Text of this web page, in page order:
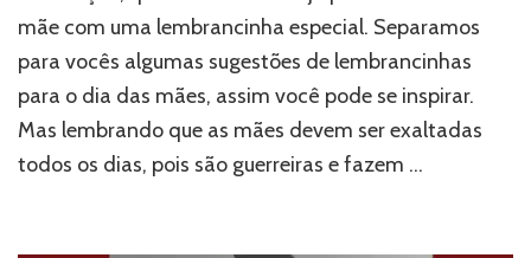
mãe com uma lembrancinha especial. Separamos
para vocês algumas sugestões de lembrancinhas
para o dia das mães, assim você pode se inspirar.
Mas lembrando que as mães devem ser exaltadas
todos os dias, pois são guerreiras e fazem …